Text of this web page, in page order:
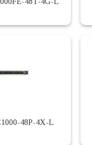
48P-4X-L